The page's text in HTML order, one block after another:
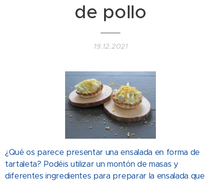
de pollo
19.12.2021
¿Qué os parece presentar una ensalada en forma de
tartaleta? Podéis utilizar un montón de masas y
diferentes ingredientes para preparar la ensalada que